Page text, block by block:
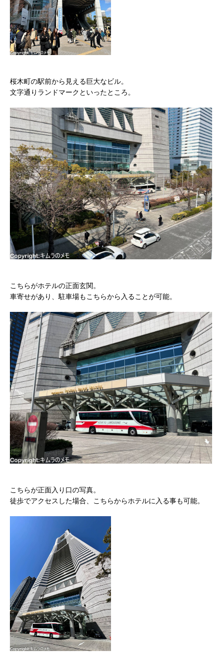
桜木町の駅前から見える巨大なビル。
文字通りランドマークといったところ。
こちらがホテルの正面玄関。
車寄せがあり、駐車場もこちらから入ることが可能。
こちらが正面入り口の写真。
徒歩でアクセスした場合、こちらからホテルに入る事も可能。